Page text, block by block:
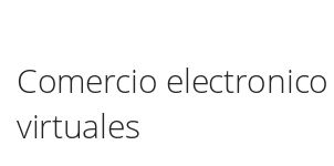
Comercio
virtuales